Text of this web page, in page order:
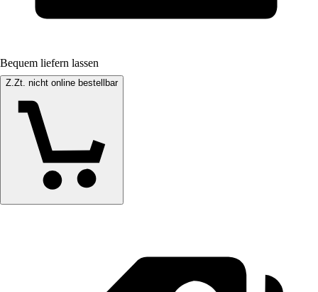
Bequem liefern lassen
Z.Zt. nicht online bestellbar